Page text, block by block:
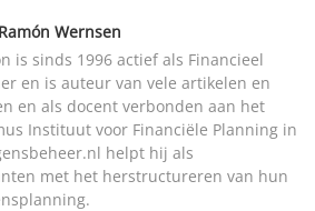
Ramón Wernsen
is sinds 1996 actief als Financieel
en is auteur van vele artikelen en
en als docent verbonden aan het
Instituut voor Financiële Planning in
helpt hij als
met het herstructureren van hun